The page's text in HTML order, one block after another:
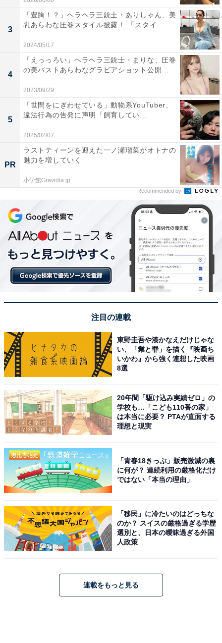
3
「豊胸！？」ヘラヘラ三銃士・ありしゃん、美
乳あらわな圧巻スタイル披露！ 「スタイ...
2024/05/17
4
「えっっろい」ヘラヘラ三銃士・まりな、圧巻
の美バストあらわなグラビアショット公開...
2023/09/29
5
「世間をにぎわせている」動物系YouTuber、
違法行為の告発に声明「飼育してい...
2025/02/07
PR
ラストティーンを迎えた一ノ瀬瑠菜がオトナの
魅力を増していく
小学館Gravidia.jp
Recommended by
注目の連載
東野圭吾や湊かなえだけじゃな
い、「業と罪」を描く『映画ち
いかわ』から強く連想した映画
8選
20年間「駆け込み実績ゼロ」の
学校も…「こども110番の家」
は本当に必要？ PTAが直面する
理想と現実
「青春18きっぷ」販売激減の裏
に何が？ 連続利用の厳格化だけ
ではない「本当の理由」
「移民」に冷たいのはどっちな
のか？ スイスの厳格過ぎる学歴
選別と、日本の曖昧過ぎる外国
人政策
連載をもっと見る